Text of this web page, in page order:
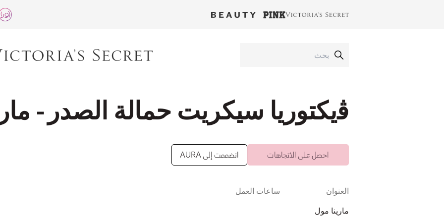
ﭬيكتوريا سيكريت حمالة الصدر -
احصل على الاتجاهات انضممت إلى AURA
العنوان
مارينا مول
ساعات العمل